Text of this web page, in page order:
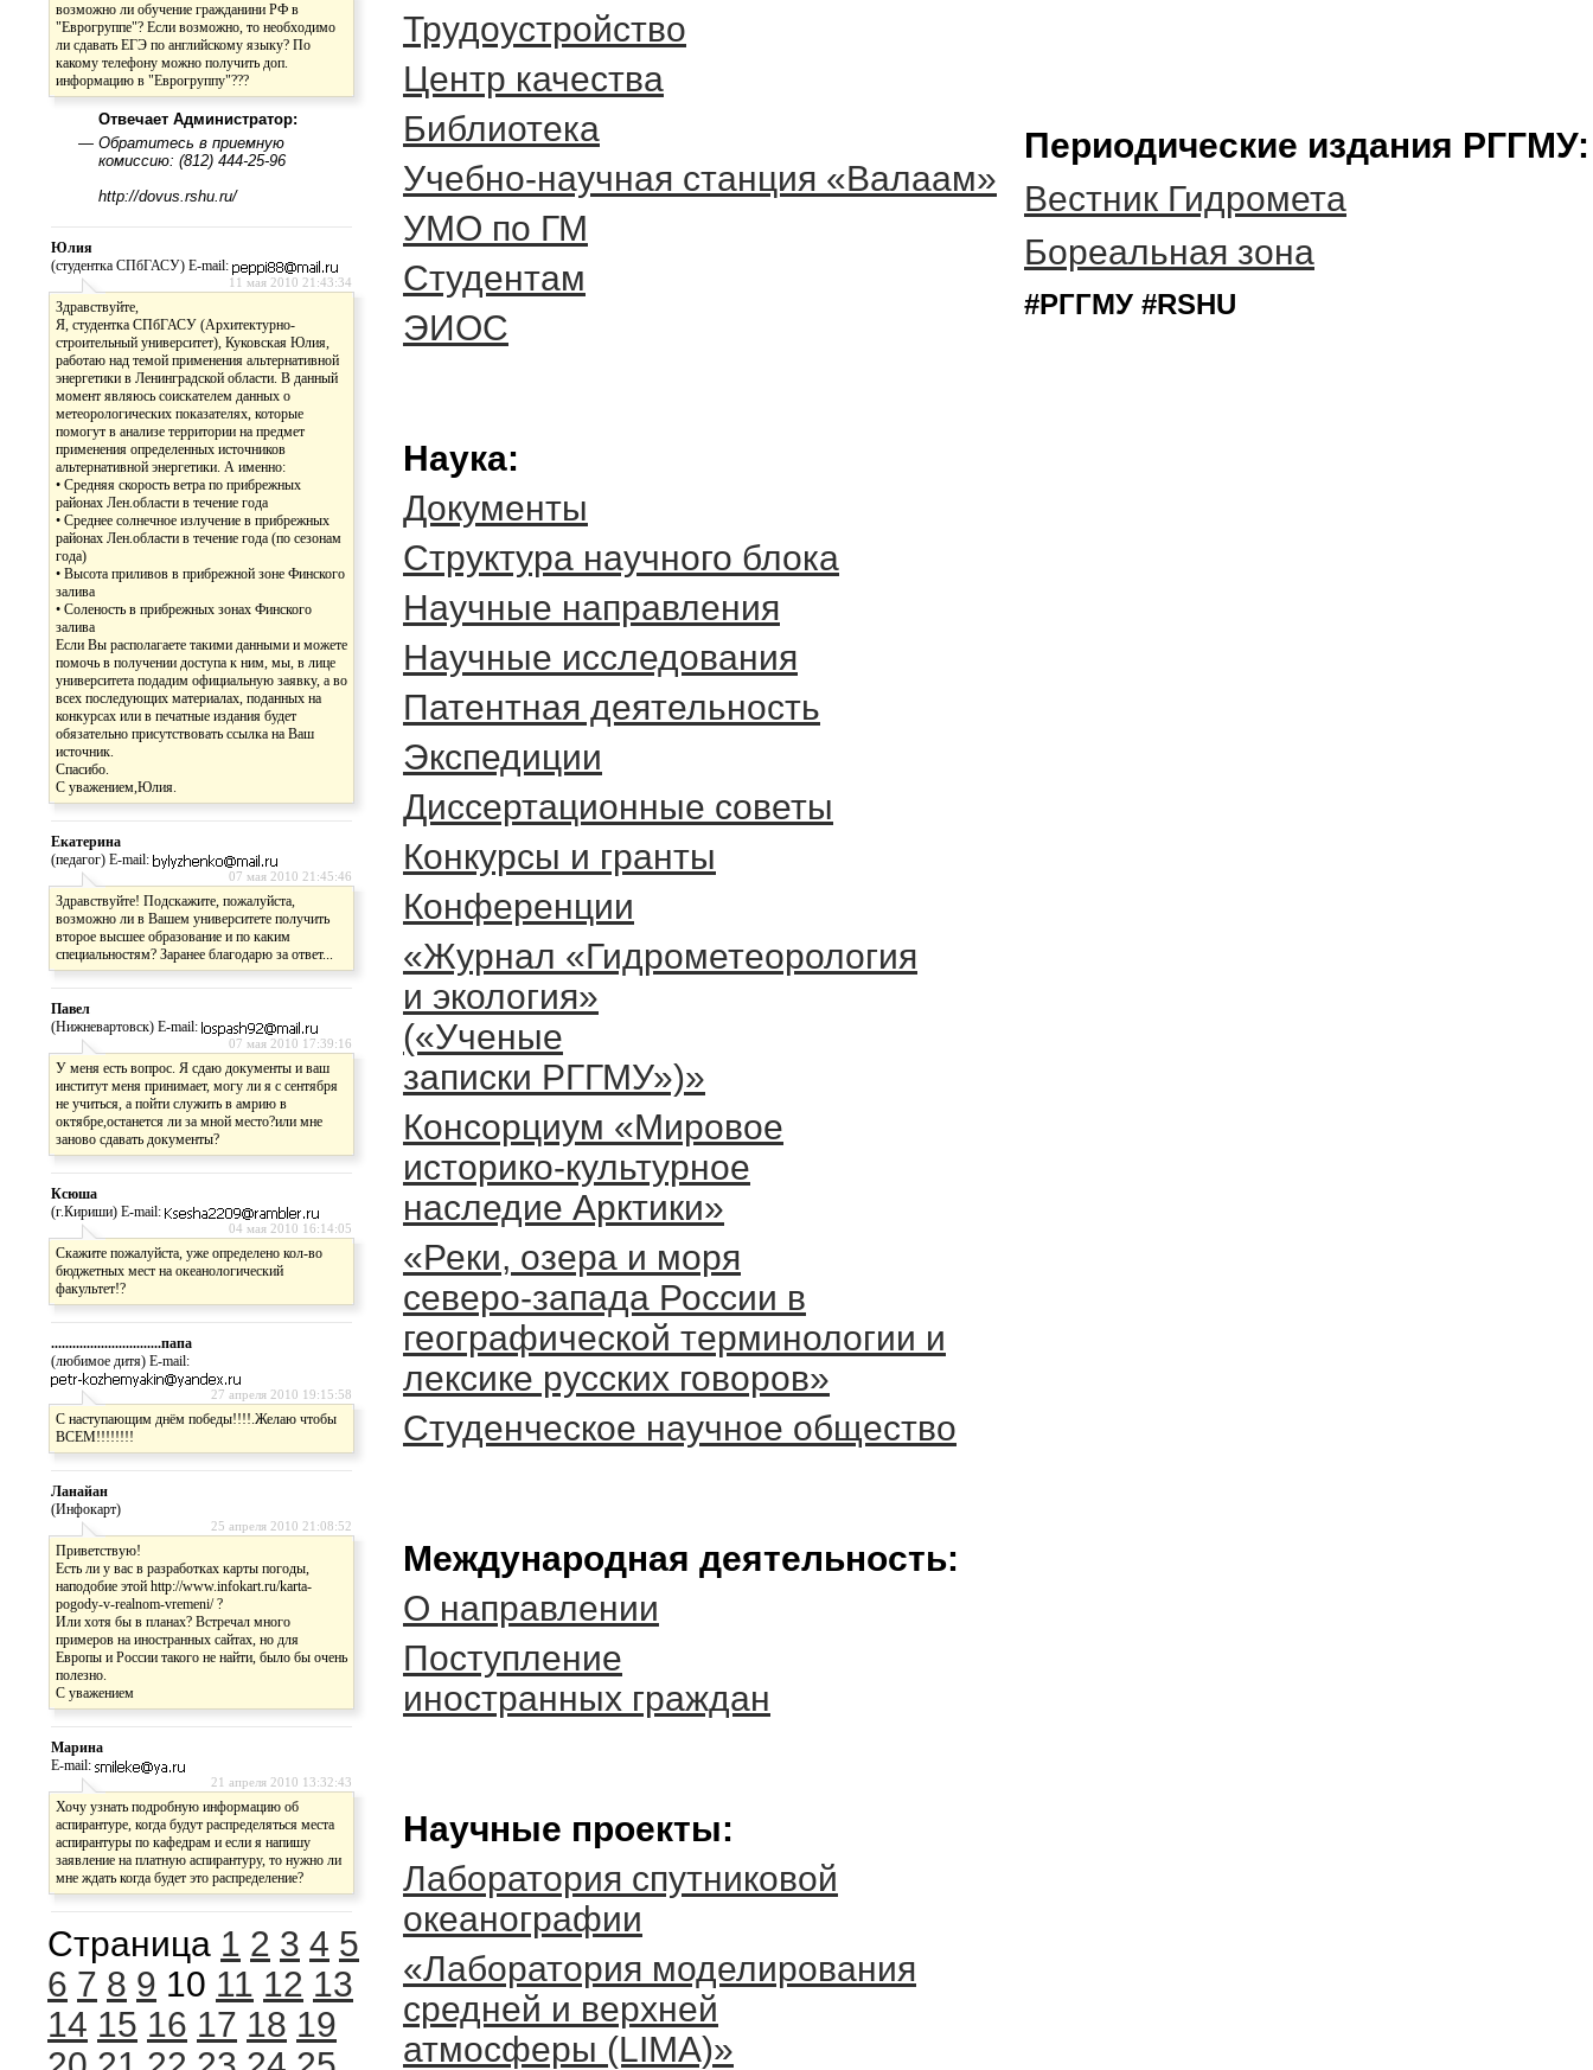
возможно ли обучение гражданини РФ в
"Еврогруппе"? Если возможно, то необходимо
ли сдавать ЕГЭ по английскому языку? По
какому телефону можно получить доп.
информацию в "Еврогруппу"???
Отвечает Администратор:
— Обратитесь в приемную
комиссию: (812) 444-25-96
http://dovus.rshu.ru/
Юлия
(студентка СПбГАСУ) E-mail:
11 мая 2010 21:43:34
Здравствуйте,
Я, студентка СПбГАСУ (Архитектурно-
строительный университет), Куковская Юлия,
работаю над темой применения альтернативной
энергетики в Ленинградской области. В данный
момент являюсь соискателем данных о
метеорологических показателях, которые
помогут в анализе территории на предмет
применения определенных источников
альтернативной энергетики. А именно:
• Средняя скорость ветра по прибрежных
районах Лен.области в течение года
• Среднее солнечное излучение в прибрежных
районах Лен.области в течение года (по сезонам
года)
• Высота приливов в прибрежной зоне Финского
залива
• Соленость в прибрежных зонах Финского
залива
Если Вы располагаете такими данными и можете
помочь в получении доступа к ним, мы, в лице
университета подадим официальную заявку, а во
всех последующих материалах, поданных на
конкурсах или в печатные издания будет
обязательно присутствовать ссылка на Ваш
источник.
Спасибо.
С уважением,Юлия.
Екатерина
(педагог) E-mail:
07 мая 2010 21:45:46
Здравствуйте! Подскажите, пожалуйста,
возможно ли в Вашем университете получить
второе высшее образование и по каким
специальностям? Заранее благодарю за ответ...
Павел
(Нижневартовск) E-mail:
07 мая 2010 17:39:16
У меня есть вопрос. Я сдаю документы и ваш
институт меня принимает, могу ли я с сентября
не учиться, а пойти служить в амрию в
октябре,останется ли за мной место?или мне
заново сдавать документы?
Ксюша
(г.Кириши) E-mail:
04 мая 2010 16:14:05
Скажите пожалуйста, уже определено кол-во
бюджетных мест на океанологический
факультет!?
...............................папа
(любимое дитя) E-mail:
27 апреля 2010 19:15:58
С наступающим днём победы!!!!.Желаю чтобы
ВСЕМ!!!!!!!!
Ланайан
(Инфокарт)
25 апреля 2010 21:08:52
Приветствую!
Есть ли у вас в разработках карты погоды,
наподобие этой http://www.infokart.ru/karta-
pogody-v-realnom-vremeni/ ?
Или хотя бы в планах? Встречал много
примеров на иностранных сайтах, но для
Европы и России такого не найти, было бы очень
полезно.
С уважением
Марина
E-mail:
21 апреля 2010 13:32:43
Хочу узнать подробную информацию об
аспирантуре, когда будут распределяться места
аспирантуры по кафедрам и если я напишу
заявление на платную аспирантуру, то нужно ли
мне ждать когда будет это распределение?
Страница 1 2 3 4 5
6 7 8 9 10 11 12 13
14 15 16 17 18 19
Трудоустройство
Центр качества
Библиотека
Учебно-научная станция «Валаам»
УМО по ГМ
Студентам
ЭИОС
Наука:
Документы
Cтруктура научного блока
Научные направления
Научные исследования
Патентная деятельность
Экспедиции
Диссертационные советы
Конкурсы и гранты
Конференции
«Журнал «Гидрометеорология
и экология»
(«Ученые
записки РГГМУ»)»
Консорциум «Мировое
историко-культурное
наследие Арктики»
«Реки, озера и моря
северо-запада России в
географической терминологии и
лексике русских говоров»
Студенческое научное общество
Международная деятельность:
О направлении
Поступление
иностранных граждан
Научные проекты:
Лаборатория спутниковой
океанографии
«Лаборатория моделирования
средней и верхней
атмосферы (LIMA)»
Периодические издания РГГМУ:
Вестник Гидромета
Бореальная зона
#РГГМУ #RSHU